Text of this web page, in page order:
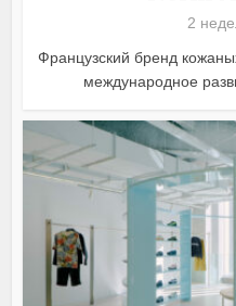
2
Французский бренд
международное